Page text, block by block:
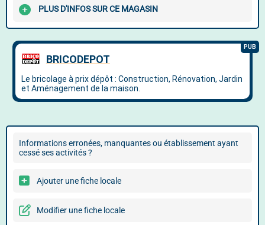
PLUS D'INFOS SUR CE MAGASIN
Informations erronées, manquantes ou établissement ayant
cessé ses activités ?
Ajouter une fiche locale
Modifier une fiche locale